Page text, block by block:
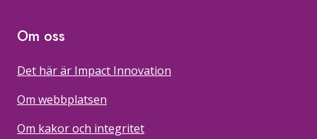
Om oss
Det här är Impact Innovation
Om webbplatsen
Om kakor och integritet